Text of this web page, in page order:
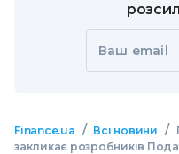
Ваш email
Finance.ua / Всі новини /
закликає розробників